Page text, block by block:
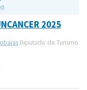
2025
Diputado de Turismo